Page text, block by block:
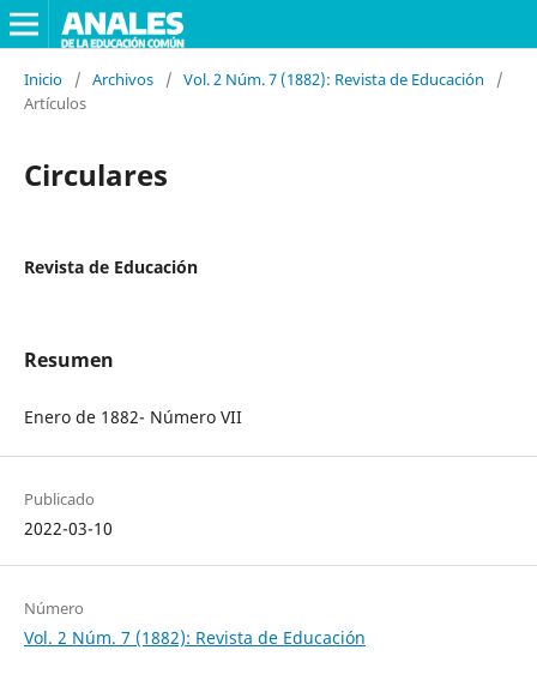
Inicio / Archivos / Vol. 2 Núm. 7 (1882): Revista de Educación
/
Artículos
Circulares
Revista de Educación
Resumen
Enero de 1882- Número VII
Publicado
2022-03-10
Número
Vol. 2 Núm. 7 (1882): Revista de Educación